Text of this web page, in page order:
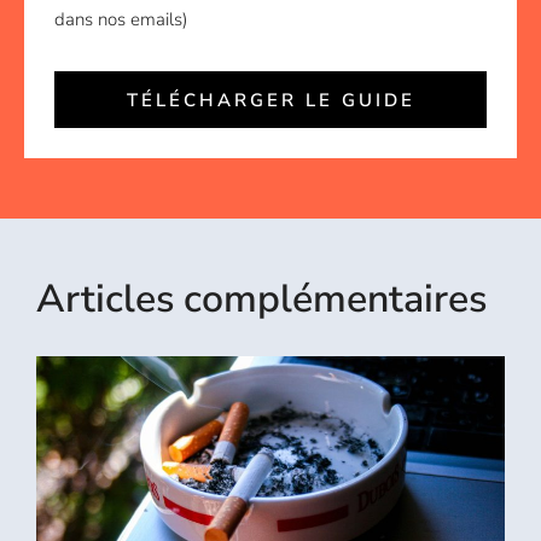
dans nos emails)
TÉLÉCHARGER LE GUIDE
Articles complémentaires